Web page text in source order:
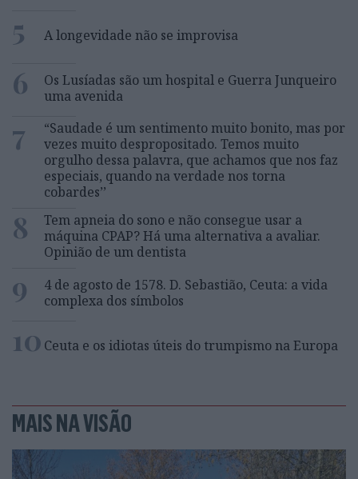
5 A longevidade não se improvisa
6
Os Lusíadas são um hospital e Guerra Junqueiro
uma avenida
7
“Saudade é um sentimento muito bonito, mas por
vezes muito despropositado. Temos muito
orgulho dessa palavra, que achamos que nos faz
especiais, quando na verdade nos torna
cobardes’’
8
Tem apneia do sono e não consegue usar a
máquina CPAP? Há uma alternativa a avaliar.
Opinião de um dentista
9
4 de agosto de 1578. D. Sebastião, Ceuta: a vida
complexa dos símbolos
10 Ceuta e os idiotas úteis do trumpismo na Europa
MAIS NA VISÃO